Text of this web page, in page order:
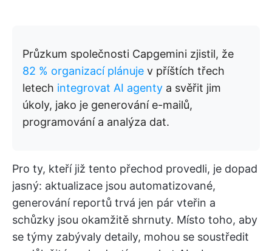
Průzkum společnosti Capgemini zjistil, že
82 % organizací plánuje v příštích třech
letech integrovat AI agenty a svěřit jim
úkoly, jako je generování e-mailů,
programování a analýza dat.
Pro ty, kteří již tento přechod provedli, je dopad
jasný: aktualizace jsou automatizované,
generování reportů trvá jen pár vteřin a
schůzky jsou okamžitě shrnuty. Místo toho, aby
se týmy zabývaly detaily, mohou se soustředit